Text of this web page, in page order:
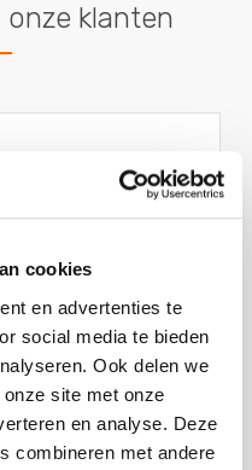
cookies
en advertenties te
social media te bieden
Ook delen we
site met onze
en analyse. Deze
combineren met andere
klanten
De
en
... Lees
- Lotte Haan